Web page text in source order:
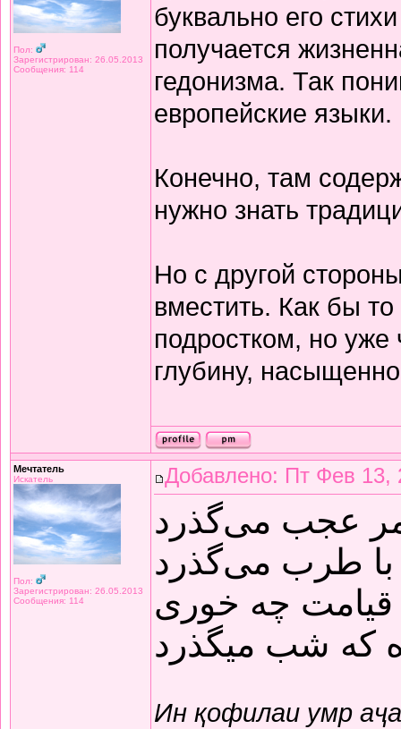
Пол:
Зарегистрирован: 26.05.2013
Сообщения: 114
буквально его
получается
гедонизма. Так
европейские языки.
Конечно, там
нужно знать
Но с другой
вместить. Как бы
подростком, но уже
глубину,
Мечтатель
Искатель
Пол:
Зарегистрирован: 26.05.2013
Сообщения: 114
Добавлено: Пт Фев 13,
عجب می‌گذرد
طرب می‌گذرد
چه خوری
که شب میگذرد
Ин қофилаи умр